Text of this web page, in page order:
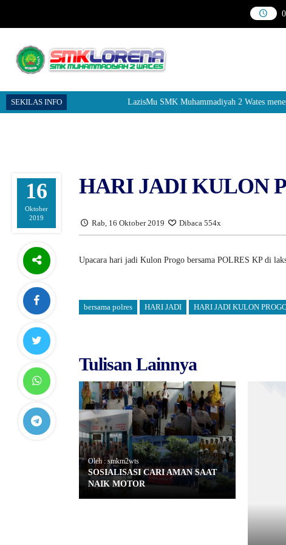
SEKILAS INFO LazisMu SMK Muhammadiyah 2 Wates
16
Oktober
2019
HARI JADI KULON
Rab, 16 Oktober 2019 Dibaca 554x
Upacara hari jadi Kulon Progo bersama POLRES KP di
bersama polres HARI JADI HARI JADI KULON
Tulisan Lainnya
Oleh : smkm2wts
SOSIALISASI CARI AMAN SAAT
NAIK MOTOR